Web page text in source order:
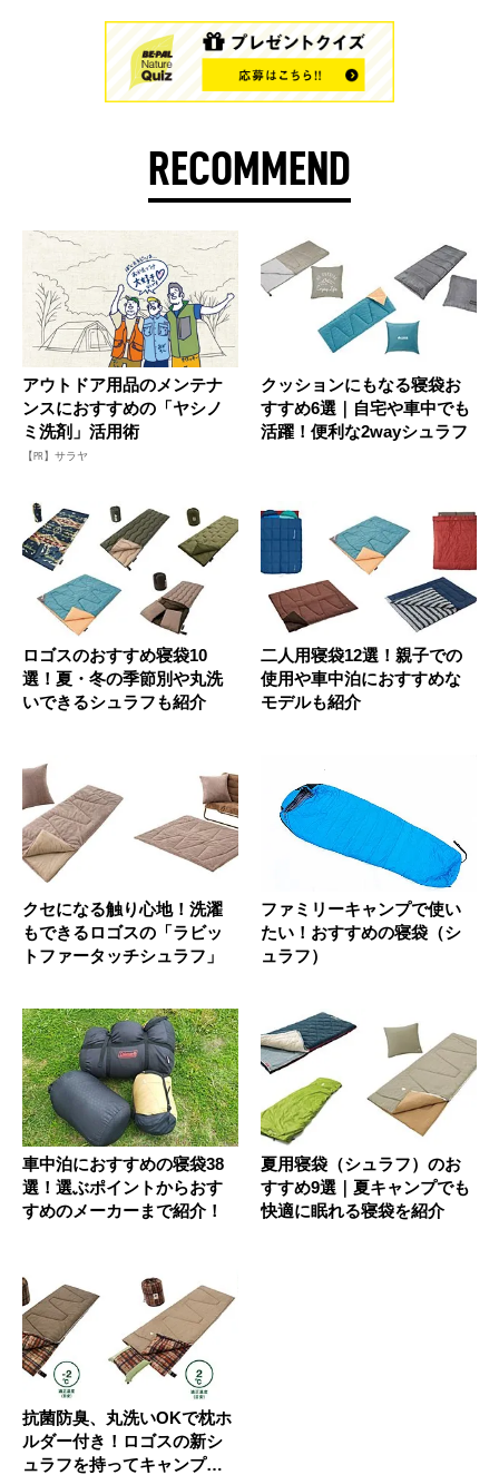
RECOMMEND
アウトドア用品のメンテナ
ンスにおすすめの「ヤシノ
ミ洗剤」活用術
【PR】サラヤ
クッションにもなる寝袋お
すすめ6選｜自宅や車中でも
活躍！便利な2wayシュラフ
ロゴスのおすすめ寝袋10
選！夏・冬の季節別や丸洗
いできるシュラフも紹介
二人用寝袋12選！親子での
使用や車中泊におすすめな
モデルも紹介
クセになる触り心地！洗濯
もできるロゴスの「ラビッ
トファータッチシュラフ」
ファミリーキャンプで使い
たい！おすすめの寝袋（シ
ュラフ）
車中泊におすすめの寝袋38
選！選ぶポイントからおす
すめのメーカーまで紹介！
夏用寝袋（シュラフ）のお
すすめ9選｜夏キャンプでも
快適に眠れる寝袋を紹介
抗菌防臭、丸洗いOKで枕ホ
ルダー付き！ロゴスの新シ
ュラフを持ってキャンプにG